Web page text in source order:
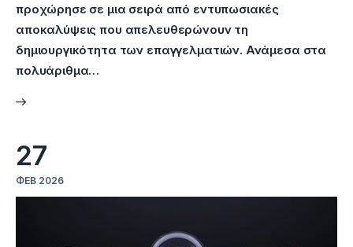
προχώρησε σε μια σειρά από εντυπωσιακές
αποκαλύψεις που απελευθερώνουν τη
δημιουργικότητα των επαγγελματιών. Ανάμεσα στα
πολυάριθμα…
27
ΦΕΒ 2026